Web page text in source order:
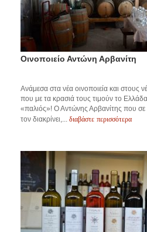
Οινοποιείο Αντώνη Αρβανίτη
Ανάμεσα στα νέα οινοποιεία και στους
που με τα κρασιά τους τιμούν το Ελλάδα
«παλιός»! Ο Αντώνης Αρβανίτης που σε
τον διακρίνει,... διαβάστε περισσότερα